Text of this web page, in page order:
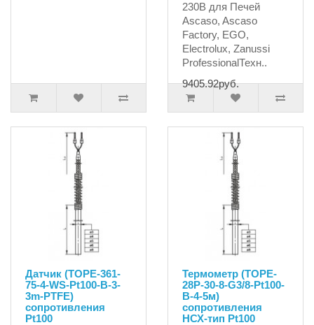
230В для Печей
Ascaso, Ascaso
Factory, EGO,
Electrolux, Zanussi
ProfessionalТехн..
9405.92руб.
Датчик (TOPE-361-
75-4-WS-Pt100-B-3-
3m-PTFE)
сопротивления
Pt100
Термометр (TOPE-
28P-30-8-G3/8-Pt100-
B-4-5м)
сопротивления
НСХ-тип Pt100